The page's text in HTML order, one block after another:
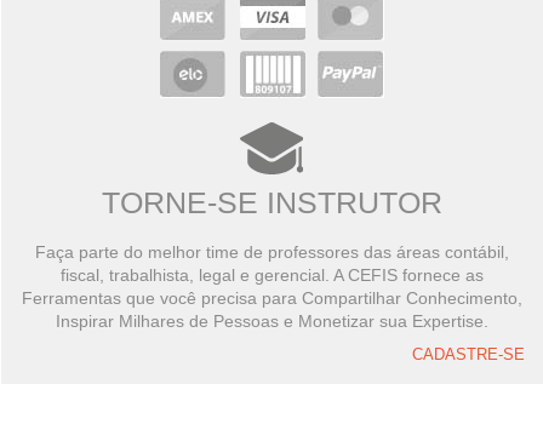
TORNE-SE INSTRUTOR
Faça parte do melhor time de professores das áreas contábil,
fiscal, trabalhista, legal e gerencial. A CEFIS fornece as
Ferramentas que você precisa para Compartilhar Conhecimento,
Inspirar Milhares de Pessoas e Monetizar sua Expertise.
CADASTRE-SE